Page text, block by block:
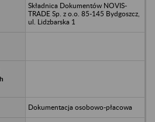
Składnica Dokumentów NOVIS-
TRADE Sp. z o.o. 85-145 Bydgoszcz,
ul. Lidzbarska 1
Dokumentacja osobowo-płacowa